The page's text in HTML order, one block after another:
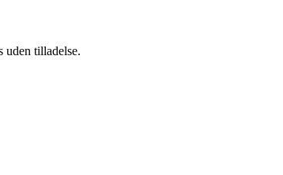
uden tilladelse.